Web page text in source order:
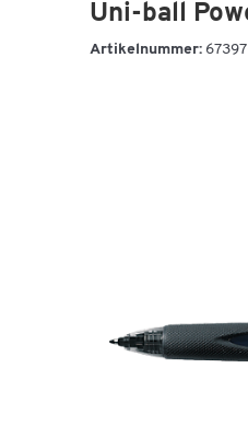
Uni-ball
Artikelnummer: